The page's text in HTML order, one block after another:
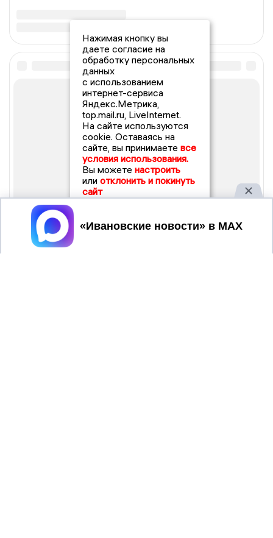
Нажимая кнопку вы
даете согласие на
обработку персональных
данных
с использованием
интернет-сервиса
Яндекс.Метрика,
top.mail.ru, LiveInternet.
На сайте используются
cookie. Оставаясь на
сайте, вы принимаете все
условия использования.
Вы можете настроить
или отклонить и покинуть
сайт
Принять